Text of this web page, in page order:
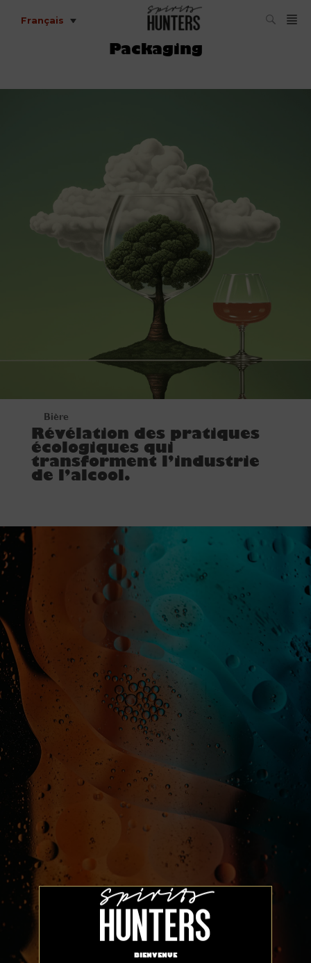
BIENVENUE
Français
Packaging
Bière
Révélation des pratiques
écologiques qui
transforment l’industrie
de l’alcool.